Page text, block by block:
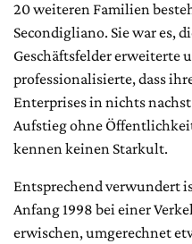
20 weiteren Familien
Secondigliano. Sie war es,
Geschäftsfelder erweiterte
professionalisierte, dass
Enterprises in nichts
Aufstieg ohne
kennen keinen Starkult.
Entsprechend verwundert
Anfang 1998 bei einer
erwischen, umgerechnet